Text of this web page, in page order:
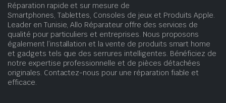
Réparation rapide et sur mesure de
Smartphones, Tablettes, Consoles de jeux et Produits Apple.
Leader en Tunisie, Allo Réparateur offre des services de
qualité pour particuliers et entreprises. Nous proposons
également l’installation et la vente de produits smart home
et gadgets tels que des serrures intelligentes. Bénéficiez de
notre expertise professionnelle et de pièces détachées
originales. Contactez-nous pour une réparation fiable et
efficace.